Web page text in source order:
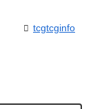
tcgtcginfo